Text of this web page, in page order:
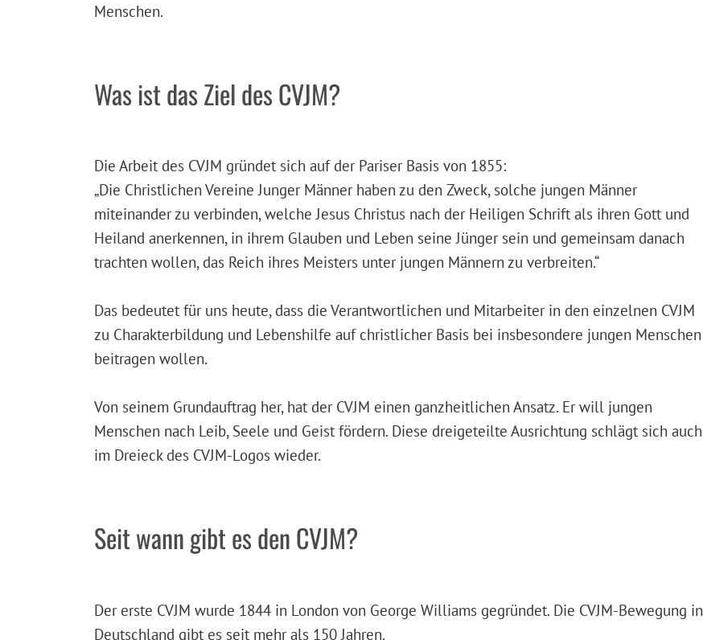
Menschen.
Was ist das Ziel des CVJM?
Die Arbeit des CVJM gründet sich auf der Pariser Basis von 1855:
„Die Christlichen Vereine Junger Männer haben zu den Zweck, solche jungen Männer
miteinander zu verbinden, welche Jesus Christus nach der Heiligen Schrift als ihren Gott und
Heiland anerkennen, in ihrem Glauben und Leben seine Jünger sein und gemeinsam danach
trachten wollen, das Reich ihres Meisters unter jungen Männern zu verbreiten.“
Das bedeutet für uns heute, dass die Verantwortlichen und Mitarbeiter in den einzelnen CVJM
zu Charakterbildung und Lebenshilfe auf christlicher Basis bei insbesondere jungen Menschen
beitragen wollen.
Von seinem Grundauftrag her, hat der CVJM einen ganzheitlichen Ansatz. Er will jungen
Menschen nach Leib, Seele und Geist fördern. Diese dreigeteilte Ausrichtung schlägt sich auch
im Dreieck des CVJM-Logos wieder.
Seit wann gibt es den CVJM?
Der erste CVJM wurde 1844 in London von George Williams gegründet. Die CVJM-Bewegung in
Deutschland gibt es seit mehr als 150 Jahren.